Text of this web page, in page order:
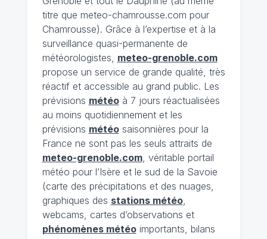
titre que meteo-chamrousse.com pour
Chamrousse). Grâce à l’expertise et à la
surveillance quasi-permanente de
météorologistes, meteo-grenoble.com
propose un service de grande qualité, très
réactif et accessible au grand public. Les
prévisions météoà 7 jours réactualisées
au moins quotidiennement et les
prévisions météosaisonnières pour la
France ne sont pas les seuls attraits de
meteo-grenoble.com, véritable portail
météo pour l’Isère et le sud de la Savoie
(carte des précipitations et des nuages,
graphiques des stations météo,
webcams, cartes d’observations et
phénomènes météoimportants, bilans